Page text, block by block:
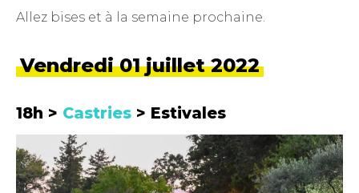
Allez bises et à la semaine prochaine.
Vendredi 01 juillet 2022
18h > Castries > Estivales